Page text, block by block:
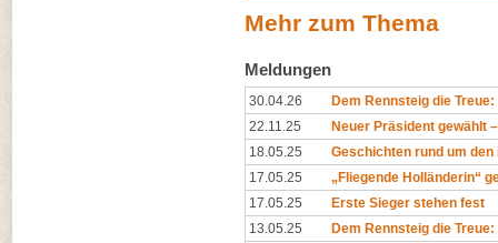
Mehr zum Thema
Meldungen
30.04.26
Dem Rennsteig die
22.11.25
Neuer Präsident gewählt
18.05.25
Geschichten rund um den
17.05.25
„Fliegende Holländerin“
17.05.25
Erste Sieger stehen fest
13.05.25
Dem Rennsteig die